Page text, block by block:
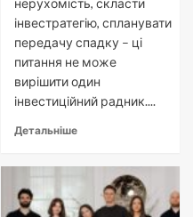
нерухомість, скласти
інвестратегію, спланувати
передачу спадку – ці
питання не може
вирішити один
інвестиційний радник....
Детальніше